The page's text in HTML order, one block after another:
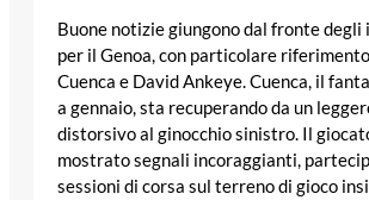
Buone notizie giungono dal fronte
per il Genoa, con particolare
Cuenca e David Ankeye. Cuenca, il
a gennaio, sta recuperando da un
distorsivo al ginocchio sinistro. Il
mostrato segnali incoraggianti,
sessioni di corsa sul terreno di gioco